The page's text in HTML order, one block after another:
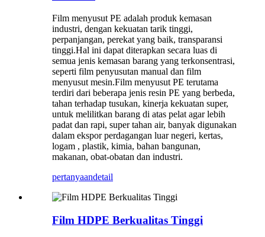
Film menyusut PE adalah produk kemasan
industri, dengan kekuatan tarik tinggi,
perpanjangan, perekat yang baik, transparansi
tinggi.Hal ini dapat diterapkan secara luas di
semua jenis kemasan barang yang terkonsentrasi,
seperti film penyusutan manual dan film
menyusut mesin.Film menyusut PE terutama
terdiri dari beberapa jenis resin PE yang berbeda,
tahan terhadap tusukan, kinerja kekuatan super,
untuk melilitkan barang di atas pelat agar lebih
padat dan rapi, super tahan air, banyak digunakan
dalam ekspor perdagangan luar negeri, kertas,
logam , plastik, kimia, bahan bangunan,
makanan, obat-obatan dan industri.
pertanyaandetail
Film HDPE Berkualitas Tinggi